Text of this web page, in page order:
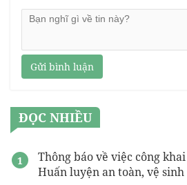
Gửi bình luận
ĐỌC NHIỀU
Thông báo về việc công
Huấn luyện an toàn, vệ